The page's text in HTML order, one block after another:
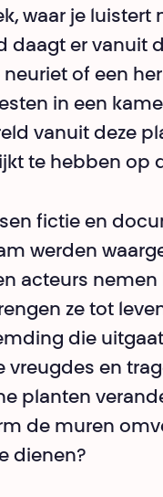
waar je luistert
daagt er vanuit
of een
in een
vanuit deze
te hebben op
fictie en
werden
acteurs
ze tot
die
en
planten
de muren
dienen?